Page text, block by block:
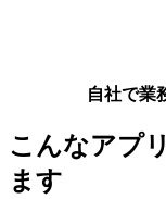
自社で業
こんなアプ
ます